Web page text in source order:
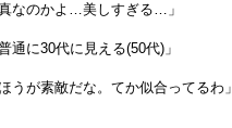
なのかよ…美しすぎる…」
通に30代に見える(50代)」
うが素敵だな。てか似合ってるわ」